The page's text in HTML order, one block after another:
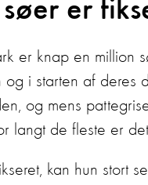
søer er
er knap en million
og i starten af deres
og mens
langt de fleste er
kan hun stort